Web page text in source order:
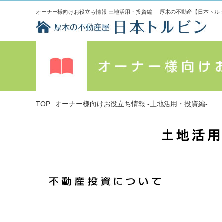
オーナー様向けお役立ち情報-土地活用・投資編-｜厚木の不動産【日本トル
TOP オーナー様向けお役立ち情報 -土地活用・投資編-